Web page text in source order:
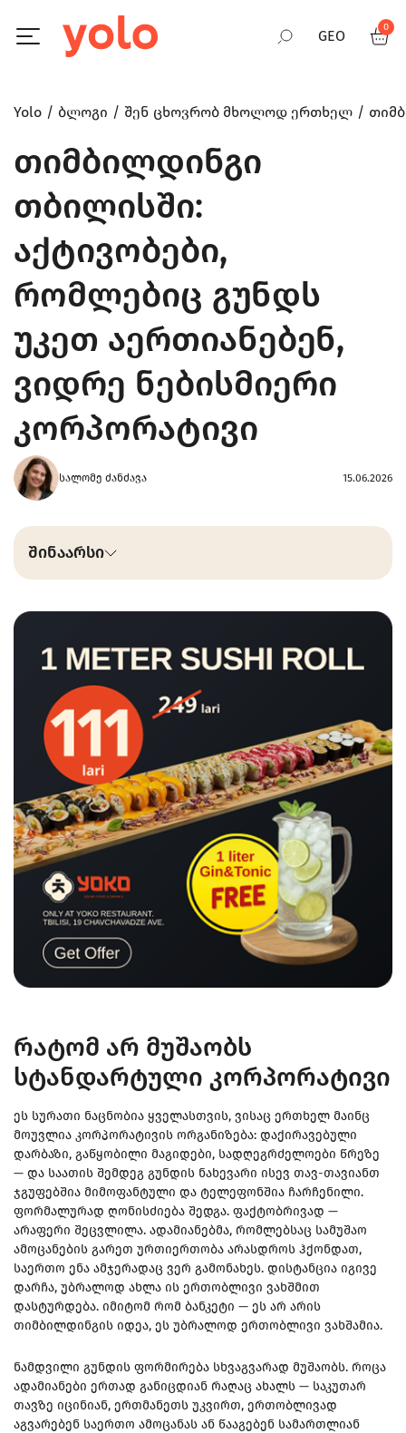
GEO
0
Yolo ბლოგი შენ ცხოვრობ მხოლოდ ერთხელ
თიმბილდინგი
თბილისში:
აქტივობები,
რომლებიც გუნდს
უკეთ აერთიანებენ,
ვიდრე ნებისმიერი
კორპორატივი
სალომე ძანძავა 15.06.2026
შინაარსი
რატომ არ მუშაობს
სტანდარტული კორპორატივი
ეს სურათი ნაცნობია ყველასთვის, ვისაც ერთხელ მაინც
მოუვლია კორპორატივის ორგანიზება: დაქირავებული
დარბაზი, გაწყობილი მაგიდები, სადღეგრძელოები წრეზე
— და საათის შემდეგ გუნდის ნახევარი ისევ თავ-თავიანთ
ჯგუფებშია მიმოფანტული და ტელეფონშია ჩარჩენილი.
ფორმალურად ღონისძიება შედგა. ფაქტობრივად —
არაფერი შეცვლილა. ადამიანებმა, რომლებსაც სამუშაო
ამოცანების გარეთ ურთიერთობა არასდროს ჰქონდათ,
საერთო ენა ამჯერადაც ვერ გამონახეს. დისტანცია იგივე
დარჩა, უბრალოდ ახლა ის ერთობლივი ვახშმით
დასტურდება. იმიტომ რომ ბანკეტი — ეს არ არის
თიმბილდინგის იდეა, ეს უბრალოდ ერთობლივი ვახშამია.
ნამდვილი გუნდის ფორმირება სხვაგვარად მუშაობს. როცა
ადამიანები ერთად განიცდიან რაღაც ახალს — საკუთარ
თავზე იცინიან, ერთმანეთს უკვირთ, ერთობლივად
აგვარებენ საერთო ამოცანას ან წააგებენ სამართლიან